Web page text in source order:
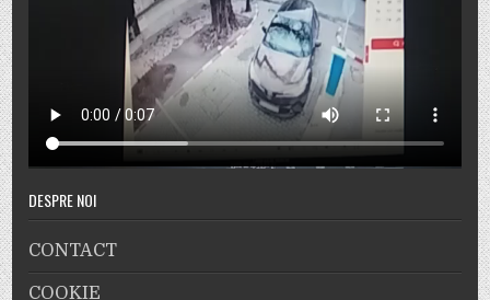
DESPRE NOI
CONTACT
COOKIE